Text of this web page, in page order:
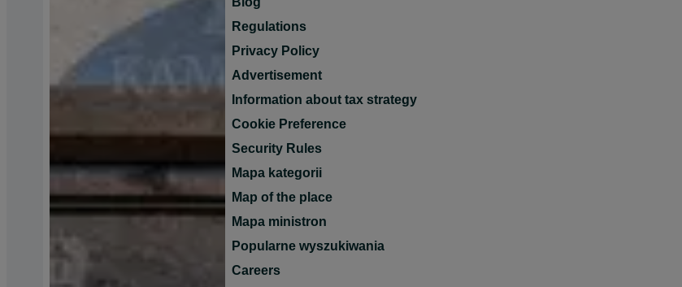
Regulations
Privacy Policy
Advertisement
Information about tax strategy
Cookie Preference
Security Rules
Mapa kategorii
Map of the place
Mapa ministron
Popularne wyszukiwania
Careers